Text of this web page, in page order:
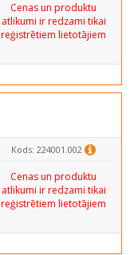
Cenas un produktu
atlikumi ir redzami tikai
reģistrētiem lietotājiem
Kods: 224001.002
Cenas un produktu
atlikumi ir redzami tikai
reģistrētiem lietotājiem